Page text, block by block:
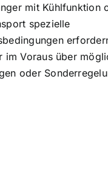
mit Kühlfunktion
spezielle
im Voraus über
oder